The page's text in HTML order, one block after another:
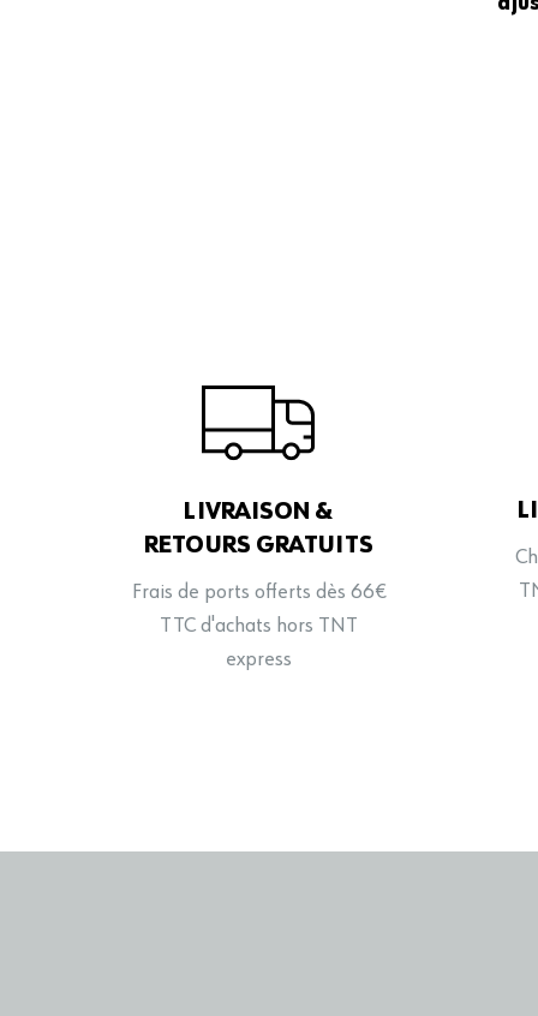
LIVRAISON &
RETOURS GRATUITS
Frais de ports offerts dès 66€
TTC d'achats hors TNT
express